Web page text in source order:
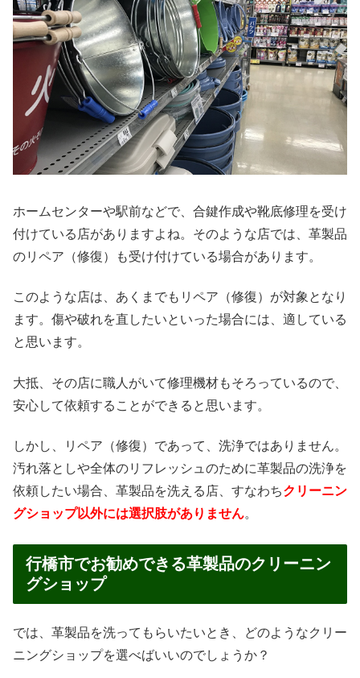
ホームセンターや駅前などで、合鍵作成や靴底修理を受け
付けている店がありますよね。そのような店では、革製品
のリペア（修復）も受け付けている場合があります。
このような店は、あくまでもリペア（修復）が対象となり
ます。傷や破れを直したいといった場合には、適している
と思います。
大抵、その店に職人がいて修理機材もそろっているので、
安心して依頼することができると思います。
しかし、リペア（修復）であって、洗浄ではありません。
汚れ落としや全体のリフレッシュのために革製品の洗浄を
依頼したい場合、革製品を洗える店、すなわちクリーニン
グショップ以外には選択肢がありません。
行橋市でお勧めできる革製品のクリーニン
グショップ
では、革製品を洗ってもらいたいとき、どのようなクリー
ニングショップを選べばいいのでしょうか？